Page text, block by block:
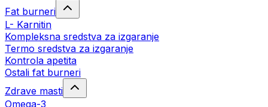
Fat burneri
L- Karnitin
Kompleksna sredstva za izgaranje
Termo sredstva za izgaranje
Kontrola apetita
Ostali fat burneri
Zdrave masti
Omega-3